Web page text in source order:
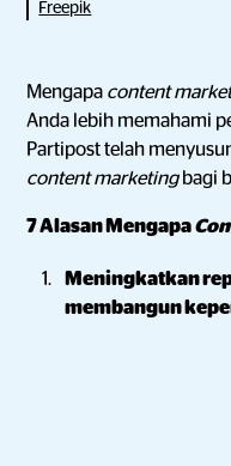
Freepik
Mengapa content
Anda lebih memahami
Partipost telah
content marketing bagi
7 Alasan Mengapa
Meningkatkan
membangun